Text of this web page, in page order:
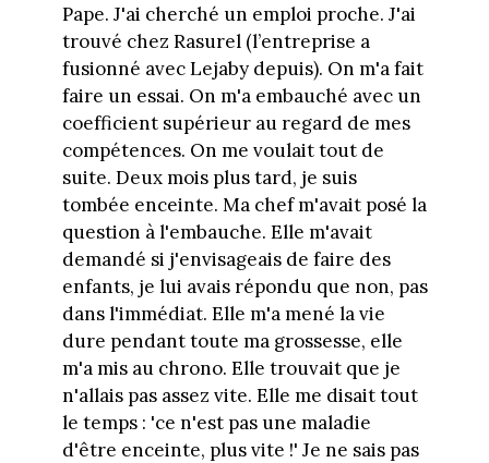
Pape. J'ai cherché un emploi proche. J'ai
trouvé chez Rasurel (l’entreprise a
fusionné avec Lejaby depuis). On m'a fait
faire un essai. On m'a embauché avec un
coefficient supérieur au regard de mes
compétences. On me voulait tout de
suite. Deux mois plus tard, je suis
tombée enceinte. Ma chef m'avait posé la
question à l'embauche. Elle m'avait
demandé si j'envisageais de faire des
enfants, je lui avais répondu que non, pas
dans l'immédiat. Elle m'a mené la vie
dure pendant toute ma grossesse, elle
m'a mis au chrono. Elle trouvait que je
n'allais pas assez vite. Elle me disait tout
le temps : 'ce n'est pas une maladie
d'être enceinte, plus vite !' Je ne sais pas